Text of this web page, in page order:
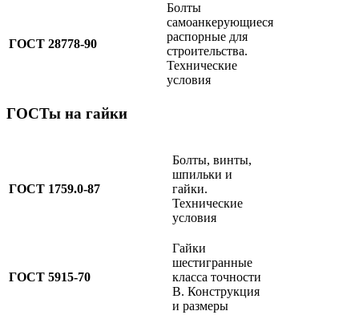
ГОСТ 28778-90
Болты
самоанкерующиеся
распорные для
строительства.
Технические
условия
ГОСТы на гайки
ГОСТ 1759.0-87
Болты, винты,
шпильки и
гайки.
Технические
условия
ГОСТ 5915-70
Гайки
шестигранные
класса точности
B. Конструкция
и размеры